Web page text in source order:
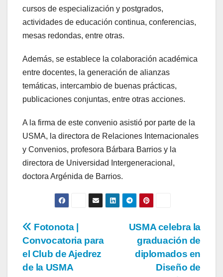
cursos de especialización y postgrados,
actividades de educación continua, conferencias,
mesas redondas, entre otras.
Además, se establece la colaboración académica
entre docentes, la generación de alianzas
temáticas, intercambio de buenas prácticas,
publicaciones conjuntas, entre otras acciones.
A la firma de este convenio asistió por parte de la
USMA, la directora de Relaciones Internacionales
y Convenios, profesora Bárbara Barrios y la
directora de Universidad Intergeneracional,
doctora Argénida de Barrios.
USMA celebra la
graduación de
diplomados en
Diseño de
Fotonota |
Convocatoria para
el Club de Ajedrez
de la USMA